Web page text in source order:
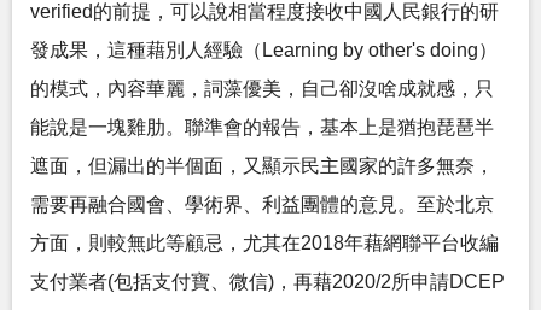
verified的前提，可以說相當程度接收中國人民銀行的研
發成果，這種藉別人經驗（Learning by other's doing）
的模式，內容華麗，詞藻優美，自己卻沒啥成就感，只
能說是一塊雞肋。聯準會的報告，基本上是猶抱琵琶半
遮面，但漏出的半個面，又顯示民主國家的許多無奈，
需要再融合國會、學術界、利益團體的意見。至於北京
方面，則較無此等顧忌，尤其在2018年藉網聯平台收編
支付業者(包括支付寶、微信)，再藉2020/2所申請DCEP